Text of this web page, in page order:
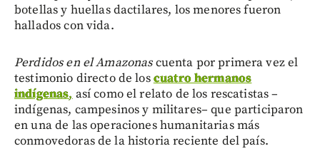
botellas y huellas dactilares, los menores fueron
hallados con vida.
Perdidos en el Amazonascuenta por primera vez el
testimonio directo de loscuatro hermanos
indígenas, así como el relato de los rescatistas –
indígenas, campesinos y militares– que participaron
en una de las operaciones humanitarias más
conmovedoras de la historia reciente del país.